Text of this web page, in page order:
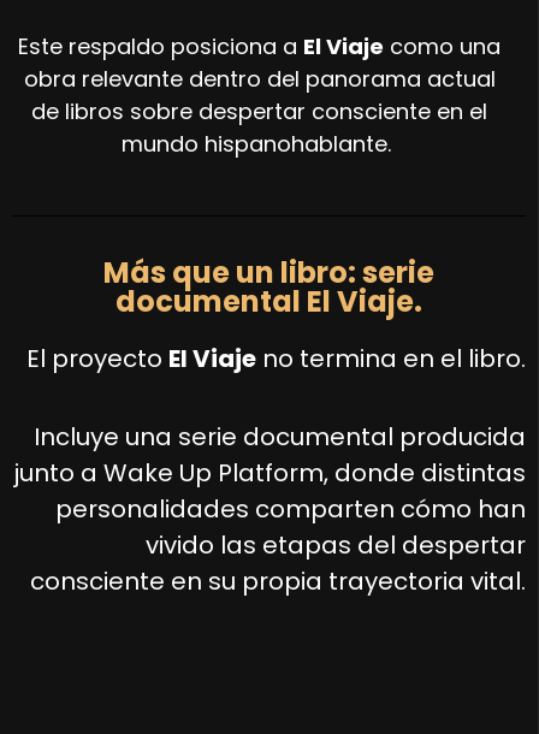
Este respaldo posiciona a El Viaje como una
obra relevante dentro del panorama actual
de libros sobre despertar consciente en el
mundo hispanohablante.
Más que un libro: serie
documental El Viaje.
El proyecto El Viaje no termina en el libro.
Incluye una serie documental producida
junto a Wake Up Platform, donde distintas
personalidades comparten cómo han
vivido las etapas del despertar
consciente en su propia trayectoria vital.